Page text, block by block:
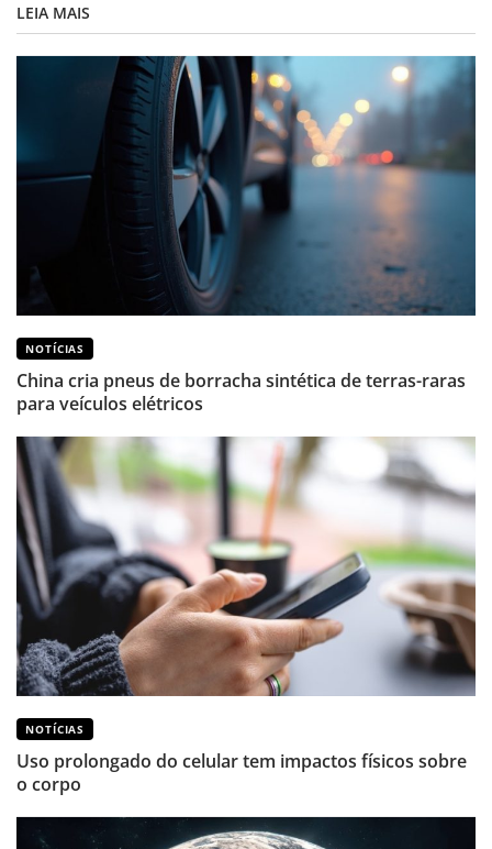
LEIA MAIS
NOTÍCIAS
China cria pneus de borracha sintética de terras-raras
para veículos elétricos
NOTÍCIAS
Uso prolongado do celular tem impactos físicos sobre
o corpo